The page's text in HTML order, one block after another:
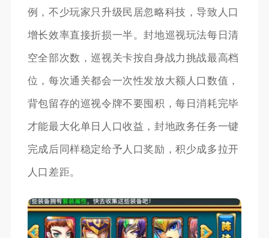
例，不少玩家只升级民居忽略科技，导致人口
增长效率直接折损一半。封地巡视玩法每日清
空全部次数，巡视关卡按自身战力挑战最高档
位，每次通关都会一次性发放大额人口数值，
背包留存的巡视令牌不要囤积，每日消耗完毕
才能最大化单日人口收益，封地政务任务一键
完成后同样稳定给予人口奖励，积少成多拉开
人口差距。